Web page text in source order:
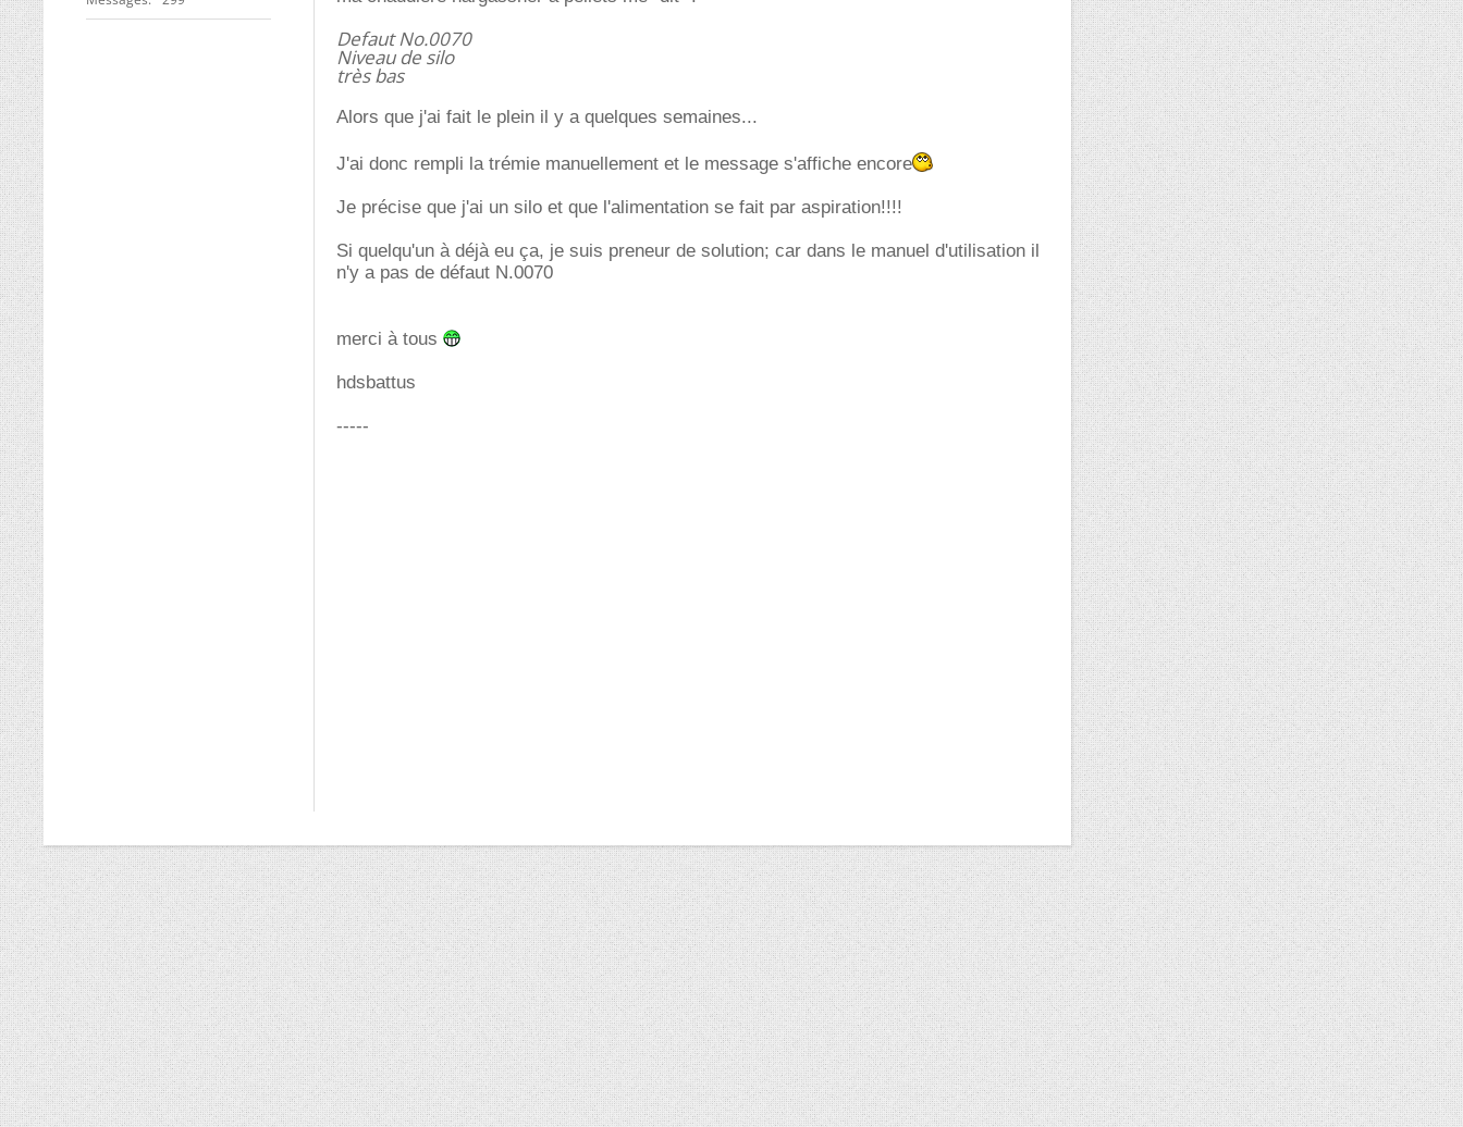
Defaut No.0070
Niveau de silo
très bas
Alors que j'ai fait le plein il y a quelques semaines...
J'ai donc rempli la trémie manuellement et le message s'affiche encore
Je précise que j'ai un silo et que l'alimentation se fait par aspiration!!!!
Si quelqu'un à déjà eu ça, je suis preneur de solution; car dans le manuel d'utilisation il
n'y a pas de défaut N.0070
merci à tous
hdsbattus
-----